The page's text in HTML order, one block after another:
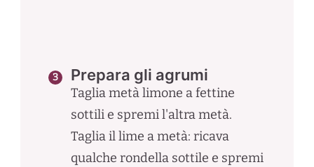
Prepara gli agrumi
Taglia metà limone a fettine
sottili e spremi l'altra metà.
Taglia il lime a metà: ricava
qualche rondella sottile e spremi